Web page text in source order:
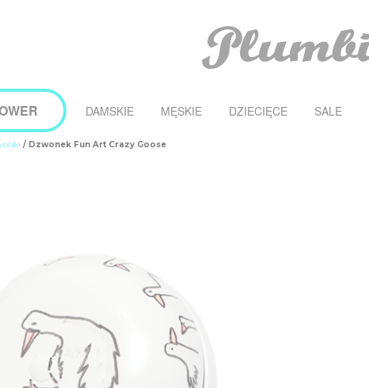
DAMSKIE MĘSKIE DZIECIĘCE SALE
/ Dzwonek Fun Art Crazy Goose